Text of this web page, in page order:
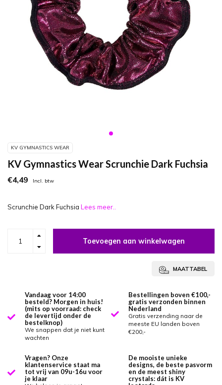
KV GYMNASTICS WEAR
KV Gymnastics Wear Scrunchie Dark Fuchsia
€4,49 Incl. btw
Scrunchie Dark Fuchsia Lees meer..
Toevoegen aan winkelwagen
MAATTABEL
Vandaag voor 14:00
besteld? Morgen in huis!
(mits op voorraad: check
de levertijd onder de
bestelknop)
We snappen dat je niet kunt
wachten
Bestellingen boven €100,-
gratis verzonden binnen
Nederland
Gratis verzending naar de
meeste EU landen boven
€200,-
Vragen? Onze
klantenservice staat ma
tot vrij van 09u-16u voor
je klaar
De mooiste unieke
designs, de beste pasvorm
en de meest shiny
crystals: dát is KV